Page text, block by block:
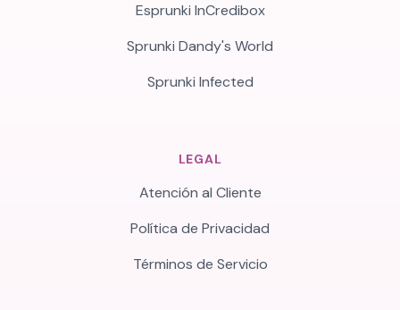
Esprunki InCredibox
Sprunki Dandy's World
Sprunki Infected
LEGAL
Atención al Cliente
Política de Privacidad
Términos de Servicio